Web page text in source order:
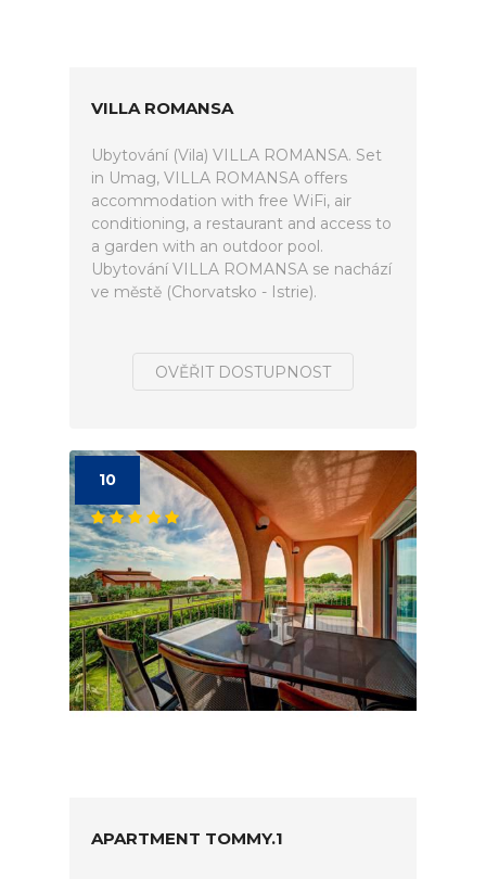
VILLA ROMANSA
Ubytování (Vila) VILLA ROMANSA. Set
in Umag, VILLA ROMANSA offers
accommodation with free WiFi, air
conditioning, a restaurant and access to
a garden with an outdoor pool.
Ubytování VILLA ROMANSA se nachází
ve městě (Chorvatsko - Istrie).
OVĚŘIT DOSTUPNOST
10
APARTMENT TOMMY.1